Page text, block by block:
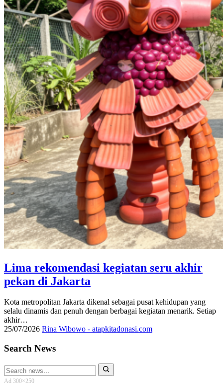
Lima rekomendasi kegiatan seru akhir
pekan di Jakarta
Kota metropolitan Jakarta dikenal sebagai pusat kehidupan yang
selalu dinamis dan penuh dengan berbagai kegiatan menarik. Setiap
akhir…
25/07/2026 Rina Wibowo - atapkitadonasi.com
Search News
Search
for:
Ad 300×250